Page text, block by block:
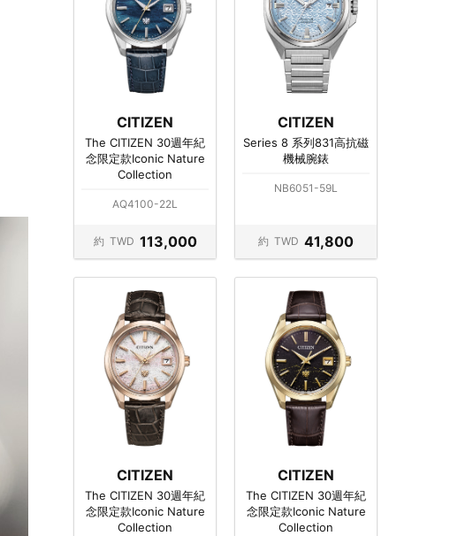
CITIZEN
The CITIZEN 30週年紀
念限定款Iconic Nature
Collection
AQ4100-22L
約 TWD 113,000
CITIZEN
Series 8 系列831高抗磁
機械腕錶
NB6051-59L
約 TWD 41,800
CITIZEN
The CITIZEN 30週年紀
念限定款Iconic Nature
Collection
CITIZEN
The CITIZEN 30週年紀
念限定款Iconic Nature
Collection